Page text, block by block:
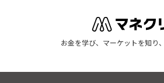
お金を学び、マーケットを知り